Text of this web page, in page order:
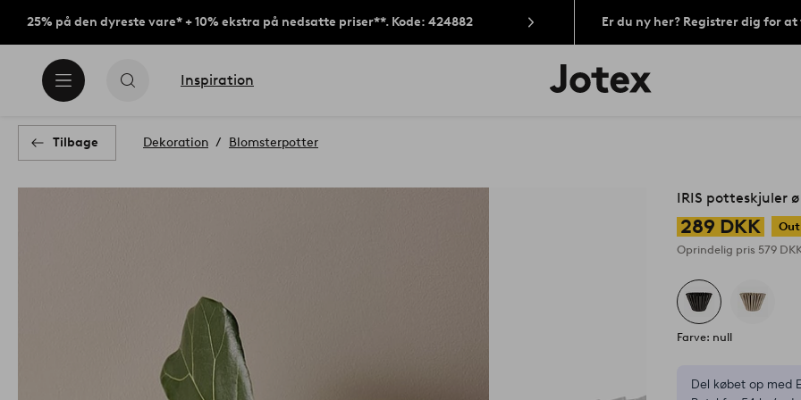
25% på den dyreste vare* + 10% ekstra på nedsatte priser**. Kode: 424882 Er du ny her? Registrer dig for
Inspiration
Jotex
logo
Tilbage Dekoration Blomsterpotter
IRIS potteskjuler
289 DKK
Oprindelig pris 579
Farve: null
Del købet op med